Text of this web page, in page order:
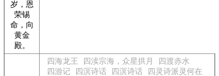
岁，恩
荣锡
命，向
黄金
殿。
四海龙王 四渎宗海，众星拱月
四渡赤水
四游记
四溟诗话 四溟诗话
四灵诗派灵何在